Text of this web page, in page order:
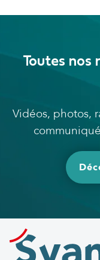
Toutes nos
Vidéos, photos,